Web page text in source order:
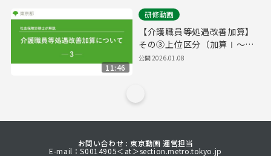
11:46
研修動画
【介護職員等処遇改善加算】
その③上位区分（加算Ⅰ～
Ⅲ）に必要な算定要件
公開2026.01.08
お問い合わせ : 東京動画 運営担当
E-mail：S0014905＜at＞section.metro.tokyo.jp